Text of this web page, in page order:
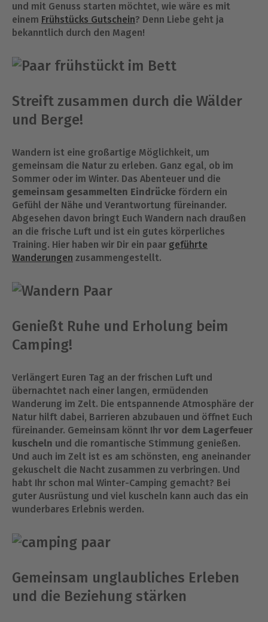
und mit Genuss starten möchtet, wie wäre es mit
einem Frühstücks Gutschein? Denn Liebe geht ja
bekanntlich durch den Magen!
Streift zusammen durch die Wälder
und Berge!
Wandern ist eine großartige Möglichkeit, um
gemeinsam die Natur zu erleben. Ganz egal, ob im
Sommer oder im Winter. Das Abenteuer und die
gemeinsam gesammelten Eindrücke fördern ein
Gefühl der Nähe und Verantwortung füreinander.
Abgesehen davon bringt Euch Wandern nach draußen
an die frische Luft und ist ein gutes körperliches
Training. Hier haben wir Dir ein paar geführte
Wanderungen zusammengestellt.
Genießt Ruhe und Erholung beim
Camping!
Verlängert Euren Tag an der frischen Luft und
übernachtet nach einer langen, ermüdenden
Wanderung im Zelt. Die entspannende Atmosphäre der
Natur hilft dabei, Barrieren abzubauen und öffnet Euch
füreinander. Gemeinsam könnt Ihr vor dem Lagerfeuer
kuscheln und die romantische Stimmung genießen.
Und auch im Zelt ist es am schönsten, eng aneinander
gekuschelt die Nacht zusammen zu verbringen. Und
habt Ihr schon mal Winter-Camping gemacht? Bei
guter Ausrüstung und viel kuscheln kann auch das ein
wunderbares Erlebnis werden.
Gemeinsam unglaubliches Erleben
und die Beziehung stärken